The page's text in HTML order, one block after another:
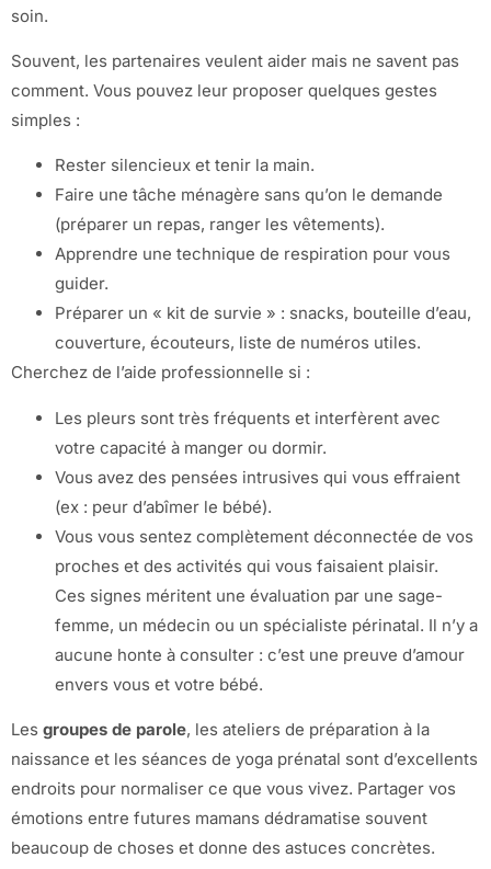
soin.
Souvent, les partenaires veulent aider mais ne savent pas
comment. Vous pouvez leur proposer quelques gestes
simples :
Rester silencieux et tenir la main.
Faire une tâche ménagère sans qu’on le demande
(préparer un repas, ranger les vêtements).
Apprendre une technique de respiration pour vous
guider.
Préparer un « kit de survie » : snacks, bouteille d’eau,
couverture, écouteurs, liste de numéros utiles.
Cherchez de l’aide professionnelle si :
Les pleurs sont très fréquents et interfèrent avec
votre capacité à manger ou dormir.
Vous avez des pensées intrusives qui vous effraient
(ex : peur d’abîmer le bébé).
Vous vous sentez complètement déconnectée de vos
proches et des activités qui vous faisaient plaisir.
Ces signes méritent une évaluation par une sage-
femme, un médecin ou un spécialiste périnatal. Il n’y a
aucune honte à consulter : c’est une preuve d’amour
envers vous et votre bébé.
Les groupes de parole, les ateliers de préparation à la
naissance et les séances de yoga prénatal sont d’excellents
endroits pour normaliser ce que vous vivez. Partager vos
émotions entre futures mamans dédramatise souvent
beaucoup de choses et donne des astuces concrètes.